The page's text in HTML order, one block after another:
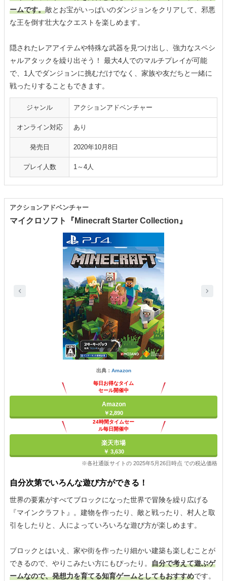
ームです。敵とお宝がいっぱいのダンジョンをクリアして、邪悪
な王を倒す壮大なクエストを楽しめます。
隠されたレアアイテムや特殊な武器を見つけ出し、強力なスペシ
ャルアタックを繰り出そう！ 最大4人でのマルチプレイが可能
で、1人でダンジョンに挑むだけでなく、家族や友だちと一緒に
戦ったりすることもできます。
ジャンル アクションアドベンチャー
オンライン対応 あり
発売日 2020年10月8日
プレイ人数 1～4人
マイクロソフト『Minecraft Starter Collection』
アクションアドベンチャー
出典： Amazon
毎日お得なタイム
セール開催中
Amazon
￥2,890
24時間タイムセー
ル毎日開催中
楽天市場
￥ 3,630
※各社通販サイトの 2025年5月26日時点 での税込価格
自分次第でいろんな遊び方ができる！
世界の要素がすべてブロックになった世界で冒険を繰り広げる
『マインクラフト』。建物を作ったり、敵と戦ったり、村人と取
引をしたりと、人によっていろいろな遊び方が楽しめます。
ブロックとはいえ、家や街を作ったり細かい建築も楽しむことが
できるので、やりこみたい方にもぴったり。 自分で考えて遊ぶゲ
ームなので、発想力を育てる知育ゲームとしてもおすすめです。